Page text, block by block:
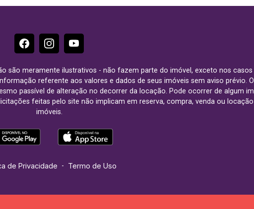
são meramente ilustrativos - não fazem parte do imóvel, exceto nos casos
referente aos valores e dados de seus imóveis sem aviso prévio.
passível de alteração no decorrer da locação. Pode ocorrer de algum
feitas pelo site não implicam em reserva, compra, venda ou
imóveis.
de Privacidade - Termo de Uso